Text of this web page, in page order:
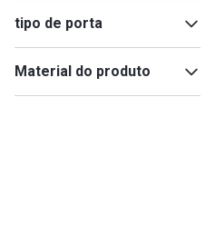
Min
1 (1)
tipo de porta
Porta de vidro(2)
Material do produto